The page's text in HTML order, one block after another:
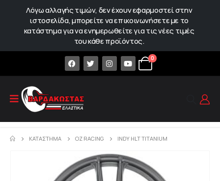
Λόγω αλλαγής τιμών, δεν έχουν εφαρμοστεί στην
ιστοσελίδα, μπορείτε να επικοινωνήσετε με το
κατάστημα για να ενημερωθείτε για τις νέες τιμές
του κάθε προϊόντος.
0
ΚΑΤΆΣΤΗΜΑ OZ RACING INDY HLT TITANIUM